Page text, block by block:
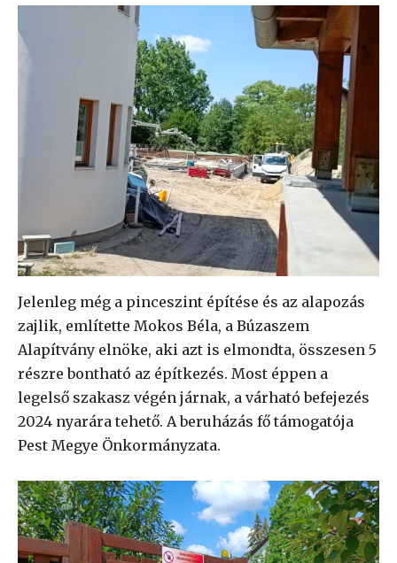
Jelenleg még a pinceszint építése és az alapozás
zajlik, említette Mokos Béla, a Búzaszem
Alapítvány elnöke, aki azt is elmondta, összesen 5
részre bontható az építkezés. Most éppen a
legelső szakasz végén járnak, a várható befejezés
2024 nyarára tehető. A beruházás fő támogatója
Pest Megye Önkormányzata.